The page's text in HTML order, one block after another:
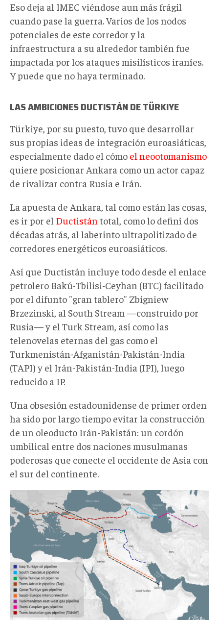
Eso deja al IMEC viéndose aun más frágil
cuando pase la guerra. Varios de los nodos
potenciales de este corredor y la
infraestructura a su alrededor también fue
impactada por los ataques misilísticos iraníes.
Y puede que no haya terminado.
LAS AMBICIONESDUCTISTÁNDE TÜRKIYE
Türkiye, por su puesto, tuvo que desarrollar
sus propias ideas de integración euroasiáticas,
especialmente dado el cómo el neootomanismo
quiere posicionar Ankara como un actor capaz
de rivalizar contra Rusia e Irán.
La apuesta de Ankara, tal como están las cosas,
es ir por el Ductistán total, como lo definí dos
décadas atrás, al laberinto ultrapolitizado de
corredores energéticos euroasiáticos.
Así que Ductistán incluye todo desde el enlace
petrolero Bakú-Tbilisi-Ceyhan (BTC) facilitado
por el difunto "gran tablero" Zbigniew
Brzezinski, al South Stream —construido por
Rusia— y el Turk Stream, así como las
telenovelas eternas del gas como el
Turkmenistán-Afganistán-Pakistán-India
(TAPI) y el Irán-Pakistán-India (IPI), luego
reducido a IP.
Una obsesión estadounidense de primer orden
ha sido por largo tiempo evitar la construcción
de un oleoducto Irán-Pakistán: un cordón
umbilical entre dos naciones musulmanas
poderosas que conecte el occidente de Asia con
el sur del continente.
oleo
y
gasoductos
turkiye